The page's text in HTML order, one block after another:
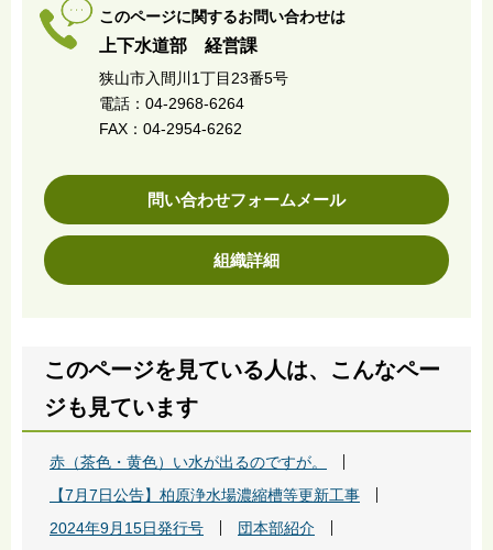
このページに関するお問い合わせは
上下水道部 経営課
狭山市入間川1丁目23番5号
電話：04-2968-6264
FAX：04-2954-6262
問い合わせフォームメール
組織詳細
このページを見ている人は、こんなペー
ジも見ています
赤（茶色・黄色）い水が出るのですが。
【7月7日公告】柏原浄水場濃縮槽等更新工事
2024年9月15日発行号
団本部紹介